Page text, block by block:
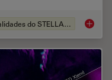
Funcionalidades do STELLARIS Super-